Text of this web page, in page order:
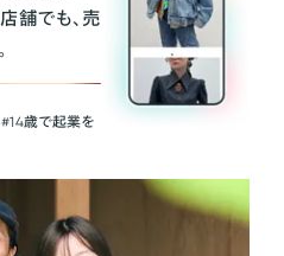
舗でも、売
歳で起業を